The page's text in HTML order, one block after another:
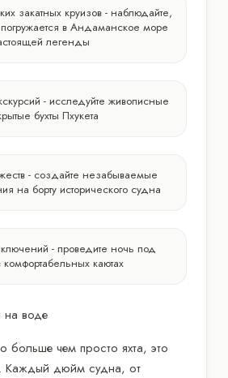
закатных круизов - наблюдайте,
в Андаманское море
легенды
- исследуйте живописные
бухты Пхукета
- создайте незабываемые
на борту исторического судна
- проведите ночь под
каютах
воде
больше чем просто яхта, это
Каждый дюйм судна, от